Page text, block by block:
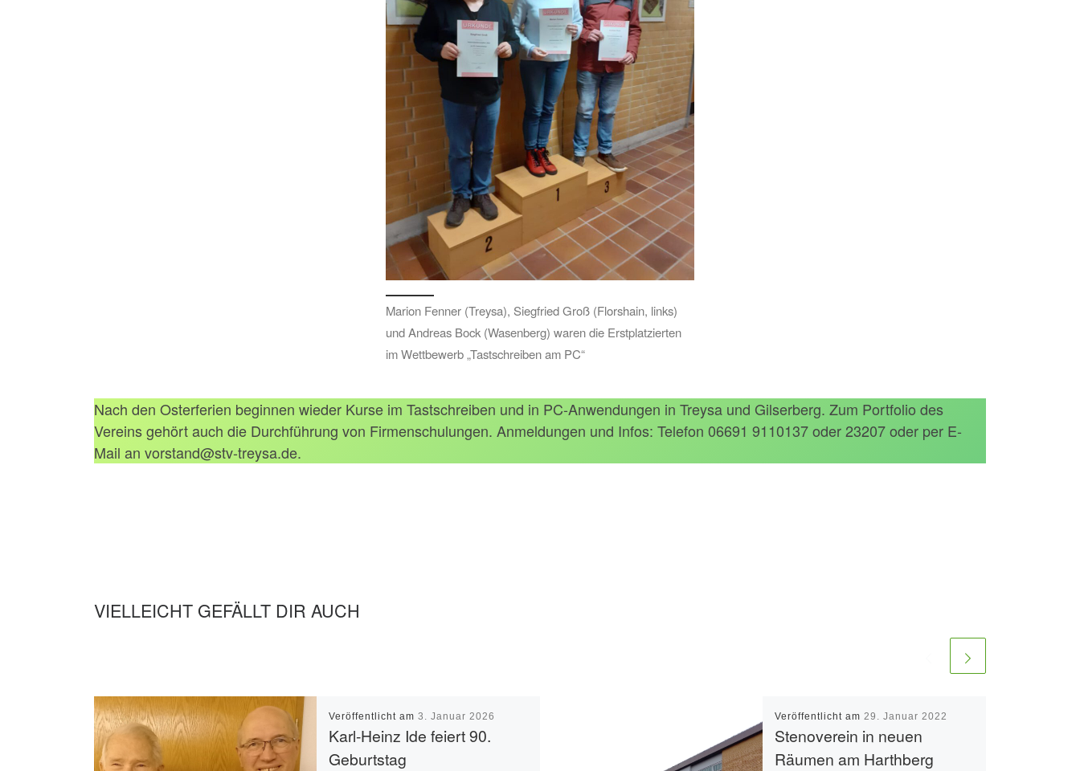
Marion Fenner (Treysa), Siegfried Groß (Florshain, links)
und Andreas Bock (Wasenberg) waren die Erstplatzierten
im Wettbewerb „Tastschreiben am PC“
Nach den Osterferien beginnen wieder Kurse im Tastschreiben und in PC-Anwendungen in Treysa und Gilserberg. Zum Portfolio des
Vereins gehört auch die Durchführung von Firmenschulungen. Anmeldungen und Infos: Telefon 06691 9110137 oder 23207 oder per E-
Mail an vorstand@stv-treysa.de.
VIELLEICHT GEFÄLLT DIR AUCH
Veröffentlicht am 3. Januar 2026
Karl-Heinz Ide feiert 90.
Geburtstag
Veröffentlicht am 29. Januar 2022
Stenoverein in neuen
Räumen am Harthberg